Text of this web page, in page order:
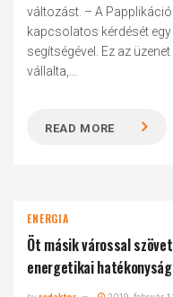
változást. – A Papplikáció
kapcsolatos kérdését
segítségével. Ez az
vállalta,...
READ MORE
ENERGIA
Öt másik várossal
energetikai